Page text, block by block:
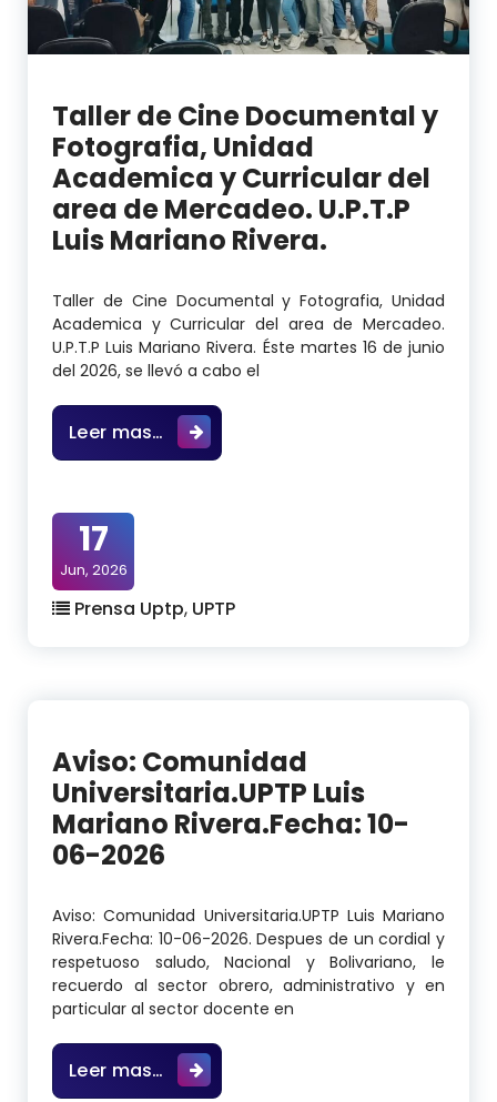
Taller de Cine Documental y
Fotografia, Unidad
Academica y Curricular del
area de Mercadeo. U.P.T.P
Luis Mariano Rivera.
Taller de Cine Documental y Fotografia, Unidad
Academica y Curricular del area de Mercadeo.
U.P.T.P Luis Mariano Rivera. Éste martes 16 de junio
del 2026, se llevó a cabo el
Leer mas… Taller de Cine Documental y
17
Jun, 2026
Prensa Uptp, UPTP
Aviso: Comunidad
Universitaria.UPTP Luis
Mariano Rivera.Fecha: 10-
06-2026
Aviso: Comunidad Universitaria.UPTP Luis Mariano
Rivera.Fecha: 10-06-2026. Despues de un cordial y
respetuoso saludo, Nacional y Bolivariano, le
recuerdo al sector obrero, administrativo y en
particular al sector docente en
Leer mas… Aviso: Comunidad